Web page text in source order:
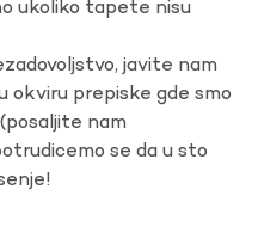
ukoliko tapete nisu
javite nam
okviru prepiske gde smo
nam
se da u sto